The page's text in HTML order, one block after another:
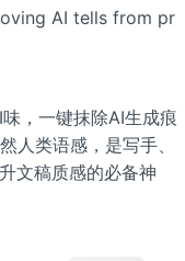
AI tells from pr
，一键抹除AI生成痕
人类语感，是写手、
文稿质感的必备神